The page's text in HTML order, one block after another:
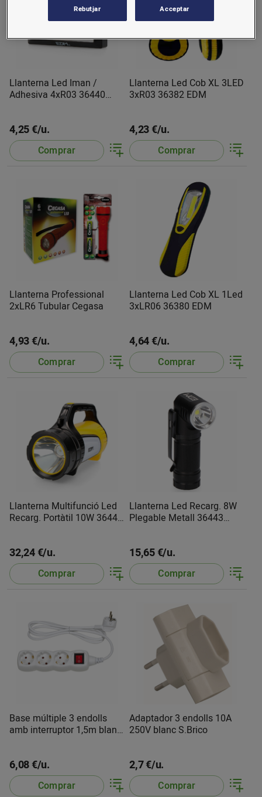
Llanterna Led Iman /
Adhesiva 4xR03 36440
4,25 €/u.
Comprar
Llanterna Led Cob XL 3LED
3xR03 36382 EDM
4,23 €/u.
Comprar
Llanterna Professional
2xLR6 Tubular Cegasa
4,93 €/u.
Comprar
Llanterna Led Cob XL 1Led
3xLR06 36380 EDM
4,64 €/u.
Comprar
Llanterna Multifunció Led
Recarg. Portàtil 10W 36441
32,24 €/u.
Comprar
Llanterna Led Recarg. 8W
Plegable Metall 36443
15,65 €/u.
Comprar
Base múltiple 3 endolls
amb interruptor 1,5m blanc
6,08 €/u.
Comprar
Adaptador 3 endolls 10A
250V blanc S.Brico
2,7 €/u.
Comprar
Rebutjar Acceptar